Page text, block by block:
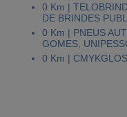
0 Km |
DE BRINDES
0 Km | PNEUS
GOMES,
0 Km |